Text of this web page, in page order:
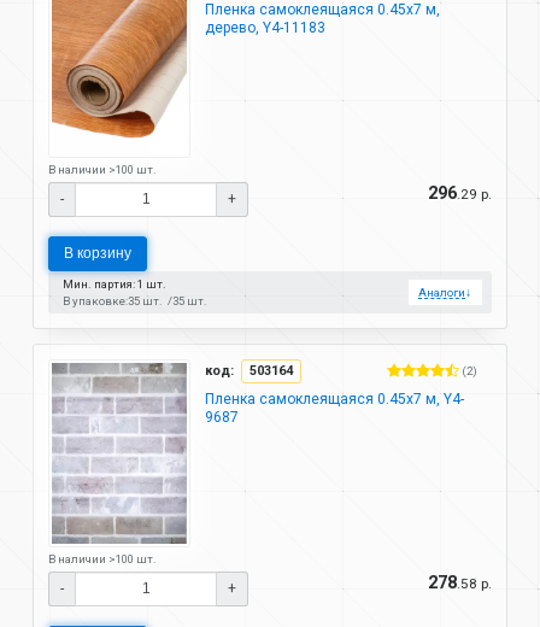
Пленка самоклеящаяся 0.45х7 м,
дерево, Y4-11183
В наличии >100 шт.
- + 296.29 р.
В корзину
Мин. партия: 1 шт.
В упаковке:35 шт. 35 шт.
Аналоги↓
код: 503164 (2)
Пленка самоклеящаяся 0.45х7 м, Y4-
9687
В наличии >100 шт.
- + 278.58 р.